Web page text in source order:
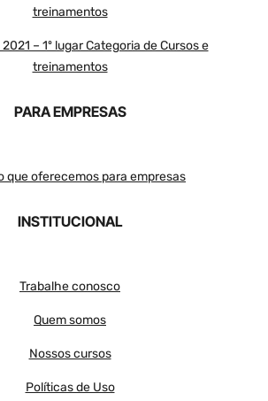
treinamentos
– 1º lugar Categoria de Cursos e
treinamentos
PARA EMPRESAS
que oferecemos para empresas
INSTITUCIONAL
Trabalhe conosco
Quem somos
Nossos cursos
Políticas de Uso